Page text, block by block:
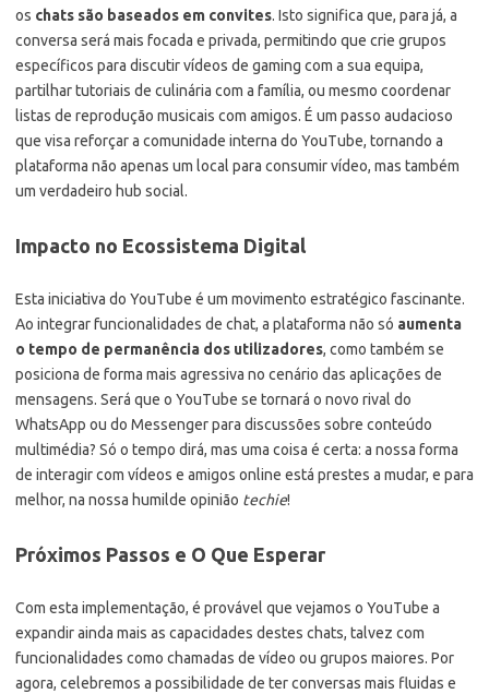
os chats são baseados em convites. Isto significa que, para já, a
conversa será mais focada e privada, permitindo que crie grupos
específicos para discutir vídeos de gaming com a sua equipa,
partilhar tutoriais de culinária com a família, ou mesmo coordenar
listas de reprodução musicais com amigos. É um passo audacioso
que visa reforçar a comunidade interna do YouTube, tornando a
plataforma não apenas um local para consumir vídeo, mas também
um verdadeiro hub social.
Impacto no Ecossistema Digital
Esta iniciativa do YouTube é um movimento estratégico fascinante.
Ao integrar funcionalidades de chat, a plataforma não só aumenta
o tempo de permanência dos utilizadores, como também se
posiciona de forma mais agressiva no cenário das aplicações de
mensagens. Será que o YouTube se tornará o novo rival do
WhatsApp ou do Messenger para discussões sobre conteúdo
multimédia? Só o tempo dirá, mas uma coisa é certa: a nossa forma
de interagir com vídeos e amigos online está prestes a mudar, e para
melhor, na nossa humilde opinião techie!
Próximos Passos e O Que Esperar
Com esta implementação, é provável que vejamos o YouTube a
expandir ainda mais as capacidades destes chats, talvez com
funcionalidades como chamadas de vídeo ou grupos maiores. Por
agora, celebremos a possibilidade de ter conversas mais fluidas e